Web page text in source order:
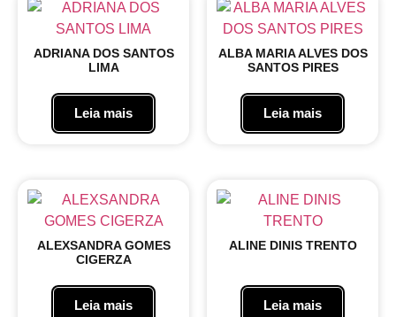
ADRIANA DOS SANTOS
LIMA
Leia mais
ALBA MARIA ALVES DOS
SANTOS PIRES
Leia mais
ALEXSANDRA GOMES
CIGERZA
Leia mais
ALINE DINIS TRENTO
Leia mais